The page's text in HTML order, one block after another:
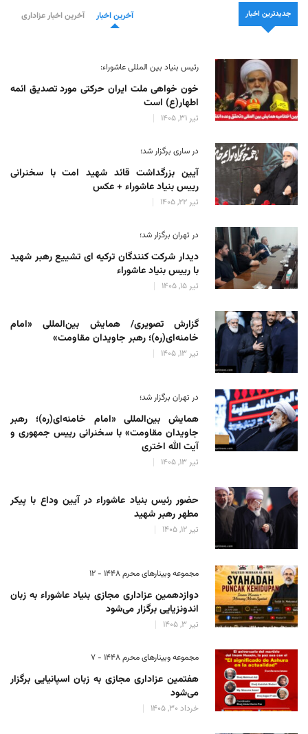
جدیدترین اخبار آخرین اخبار آخرین اخبار عزاداری
رئیس بنیاد بین المللی عاشوراء:
خون خواهی ملت ایران حرکتی مورد تصدیق ائمه
اطهار(ع) است
تیر 31, 1405
در ساری برگزار شد؛
آیین بزرگداشت قائد شهید امت با سخنرانی
رییس بنیاد عاشوراء + عکس
تیر 22, 1405
در تهران برگزار شد؛
دیدار شرکت کنندگان ترکیه ای تشییع رهبر شهید
با رییس بنیاد عاشوراء
تیر 15, 1405
گزارش تصویری/ همایش بین‌المللی «امام
خامنه‌ای(ره)؛ رهبر جاویدان مقاومت»
تیر 13, 1405
در تهران برگزار شد؛
همایش بین‌المللی «امام خامنه‌ای(ره)؛ رهبر
جاویدان مقاومت» با سخنرانی رییس جمهوری و
آیت الله اختری
تیر 13, 1405
حضور رئیس‌ بنیاد عاشوراء در آیین وداع با پیکر
مطهر رهبر شهید
تیر 12, 1405
مجموعه وبینارهای محرم 1448 - 12
دوازدهمین عزاداری مجازی بنیاد عاشوراء به زبان
اندونزیایی برگزار می‌شود
تیر 3, 1405
مجموعه وبینارهای محرم 1448 - 7
هفتمین عزاداری مجازی به زبان اسپانیایی برگزار
می‌شود
خرداد 30, 1405